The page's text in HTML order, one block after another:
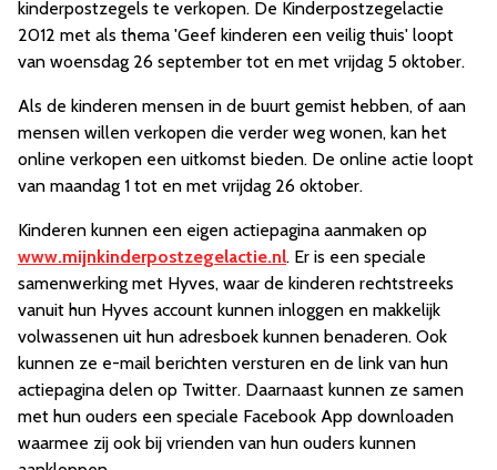
kinderpostzegels te verkopen. De Kinderpostzegelactie
2012 met als thema 'Geef kinderen een veilig thuis' loopt
van woensdag 26 september tot en met vrijdag 5 oktober.
Als de kinderen mensen in de buurt gemist hebben, of aan
mensen willen verkopen die verder weg wonen, kan het
online verkopen een uitkomst bieden. De online actie loopt
van maandag 1 tot en met vrijdag 26 oktober.
Kinderen kunnen een eigen actiepagina aanmaken op
www.mijnkinderpostzegelactie.nl. Er is een speciale
samenwerking met Hyves, waar de kinderen rechtstreeks
vanuit hun Hyves account kunnen inloggen en makkelijk
volwassenen uit hun adresboek kunnen benaderen. Ook
kunnen ze e-mail berichten versturen en de link van hun
actiepagina delen op Twitter. Daarnaast kunnen ze samen
met hun ouders een speciale Facebook App downloaden
waarmee zij ook bij vrienden van hun ouders kunnen